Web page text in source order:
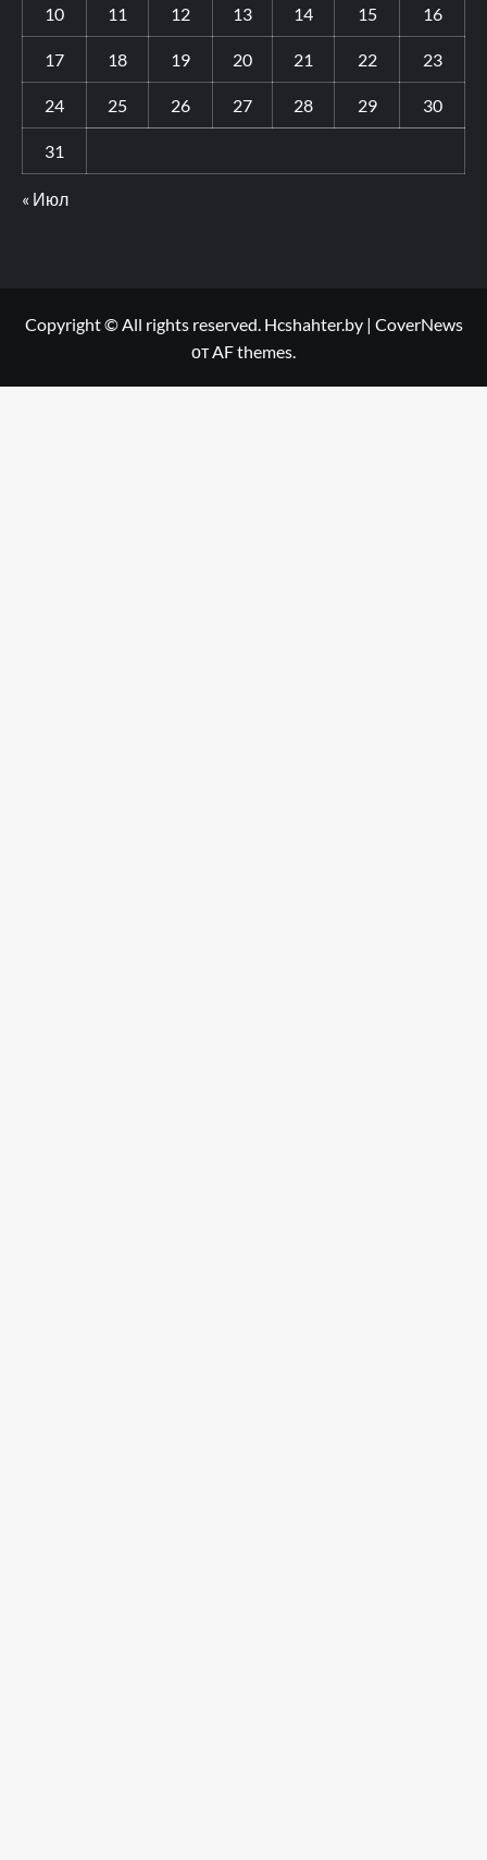
10 11 12 13 14 15 16
17 18 19 20 21 22 23
24 25 26 27 28 29 30
31
« Июл
Copyright © All rights reserved. Hcshahter.by | CoverNews
от AF themes.